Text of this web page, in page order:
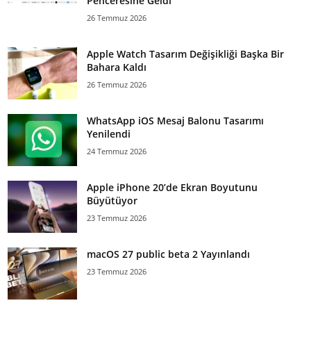
26 Temmuz 2026
Apple Watch Tasarım Değişikliği Başka Bir
Bahara Kaldı
26 Temmuz 2026
WhatsApp iOS Mesaj Balonu Tasarımı
Yenilendi
24 Temmuz 2026
Apple iPhone 20’de Ekran Boyutunu
Büyütüyor
23 Temmuz 2026
macOS 27 public beta 2 Yayınlandı
23 Temmuz 2026